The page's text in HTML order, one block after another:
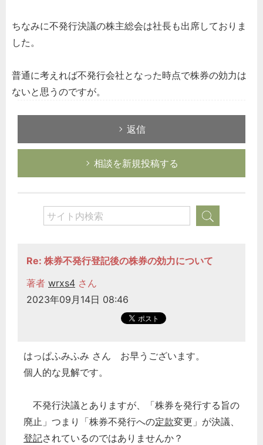
ちなみに不発行決議の株主総会は社長も出席しておりま
した。
普通に考えれば不発行会社となった時点で株券の効力は
ないと思うのですが。
返信
相談を新規投稿する
Re: 株券不発行登記後の株券の効力について
著者 wrxs4 さん
2023年09月14日 08:46
はっぱふみふみ さん お早うございます。
個人的な見解です。
不発行決議とありますが、「株券を発行する旨の
廃止」つまり「株券不発行への定款変更」が決議、
登記されているのではありませんか？